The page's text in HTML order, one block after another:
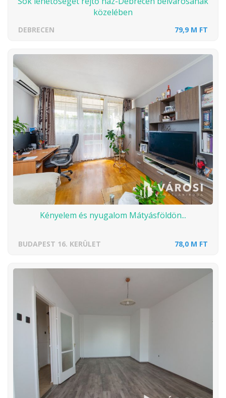
közelében
DEBRECEN 79,9 M FT
Kényelem és nyugalom Mátyásföldön...
BUDAPEST 16. KERÜLET 78,0 M FT